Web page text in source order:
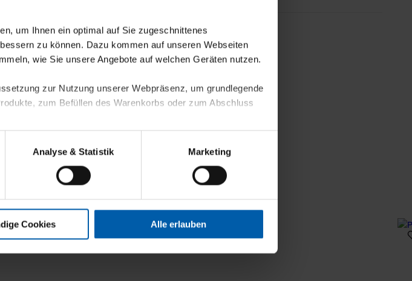
um Ihnen ein optimal auf Sie zugeschnittenes
zu können. Dazu kommen auf unseren Webseiten
wie Sie unsere Angebote auf welchen Geräten nutzen.
zur Nutzung unserer Webpräsenz, um grundlegende
zum Befüllen des Warenkorbs oder zum Abschluss
aufgrund Ihres Nutzerverhaltens und Ihres Profils
und Optimierung unserer Webpräsenz speichern wir
Form an Dritte wie etwa unsere
Technologien für Ihr personalisiertes Einkaufserlebnis
die Arten der Cookies selbst festlegen, die Sie erlauben
Analyse & Statistik Marketing
Cookies Alle erlauben
less information